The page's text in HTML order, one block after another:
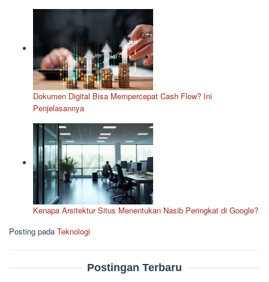
Dokumen Digital Bisa Mempercepat Cash Flow? Ini
Penjelasannya
Kenapa Arsitektur Situs Menentukan Nasib Peringkat di Google?
Posting pada Teknologi
Postingan Terbaru